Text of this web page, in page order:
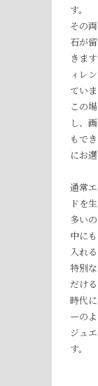
す。
その
石が
きま
ィレ
ていま
この
し、
もで
にお
通常
ドを
多い
中に
入れ
特別
だけ
時代
ーの
ジュ
す。